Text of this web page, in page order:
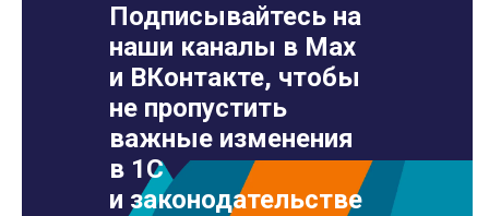
Подписывайтесь на
наши каналы в Max
и ВКонтакте, чтобы
не пропустить
важные изменения
в 1С
и законодательстве